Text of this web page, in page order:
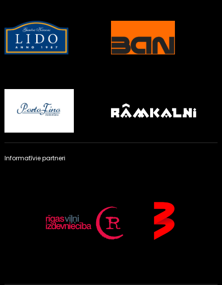
Informatīvie partneri